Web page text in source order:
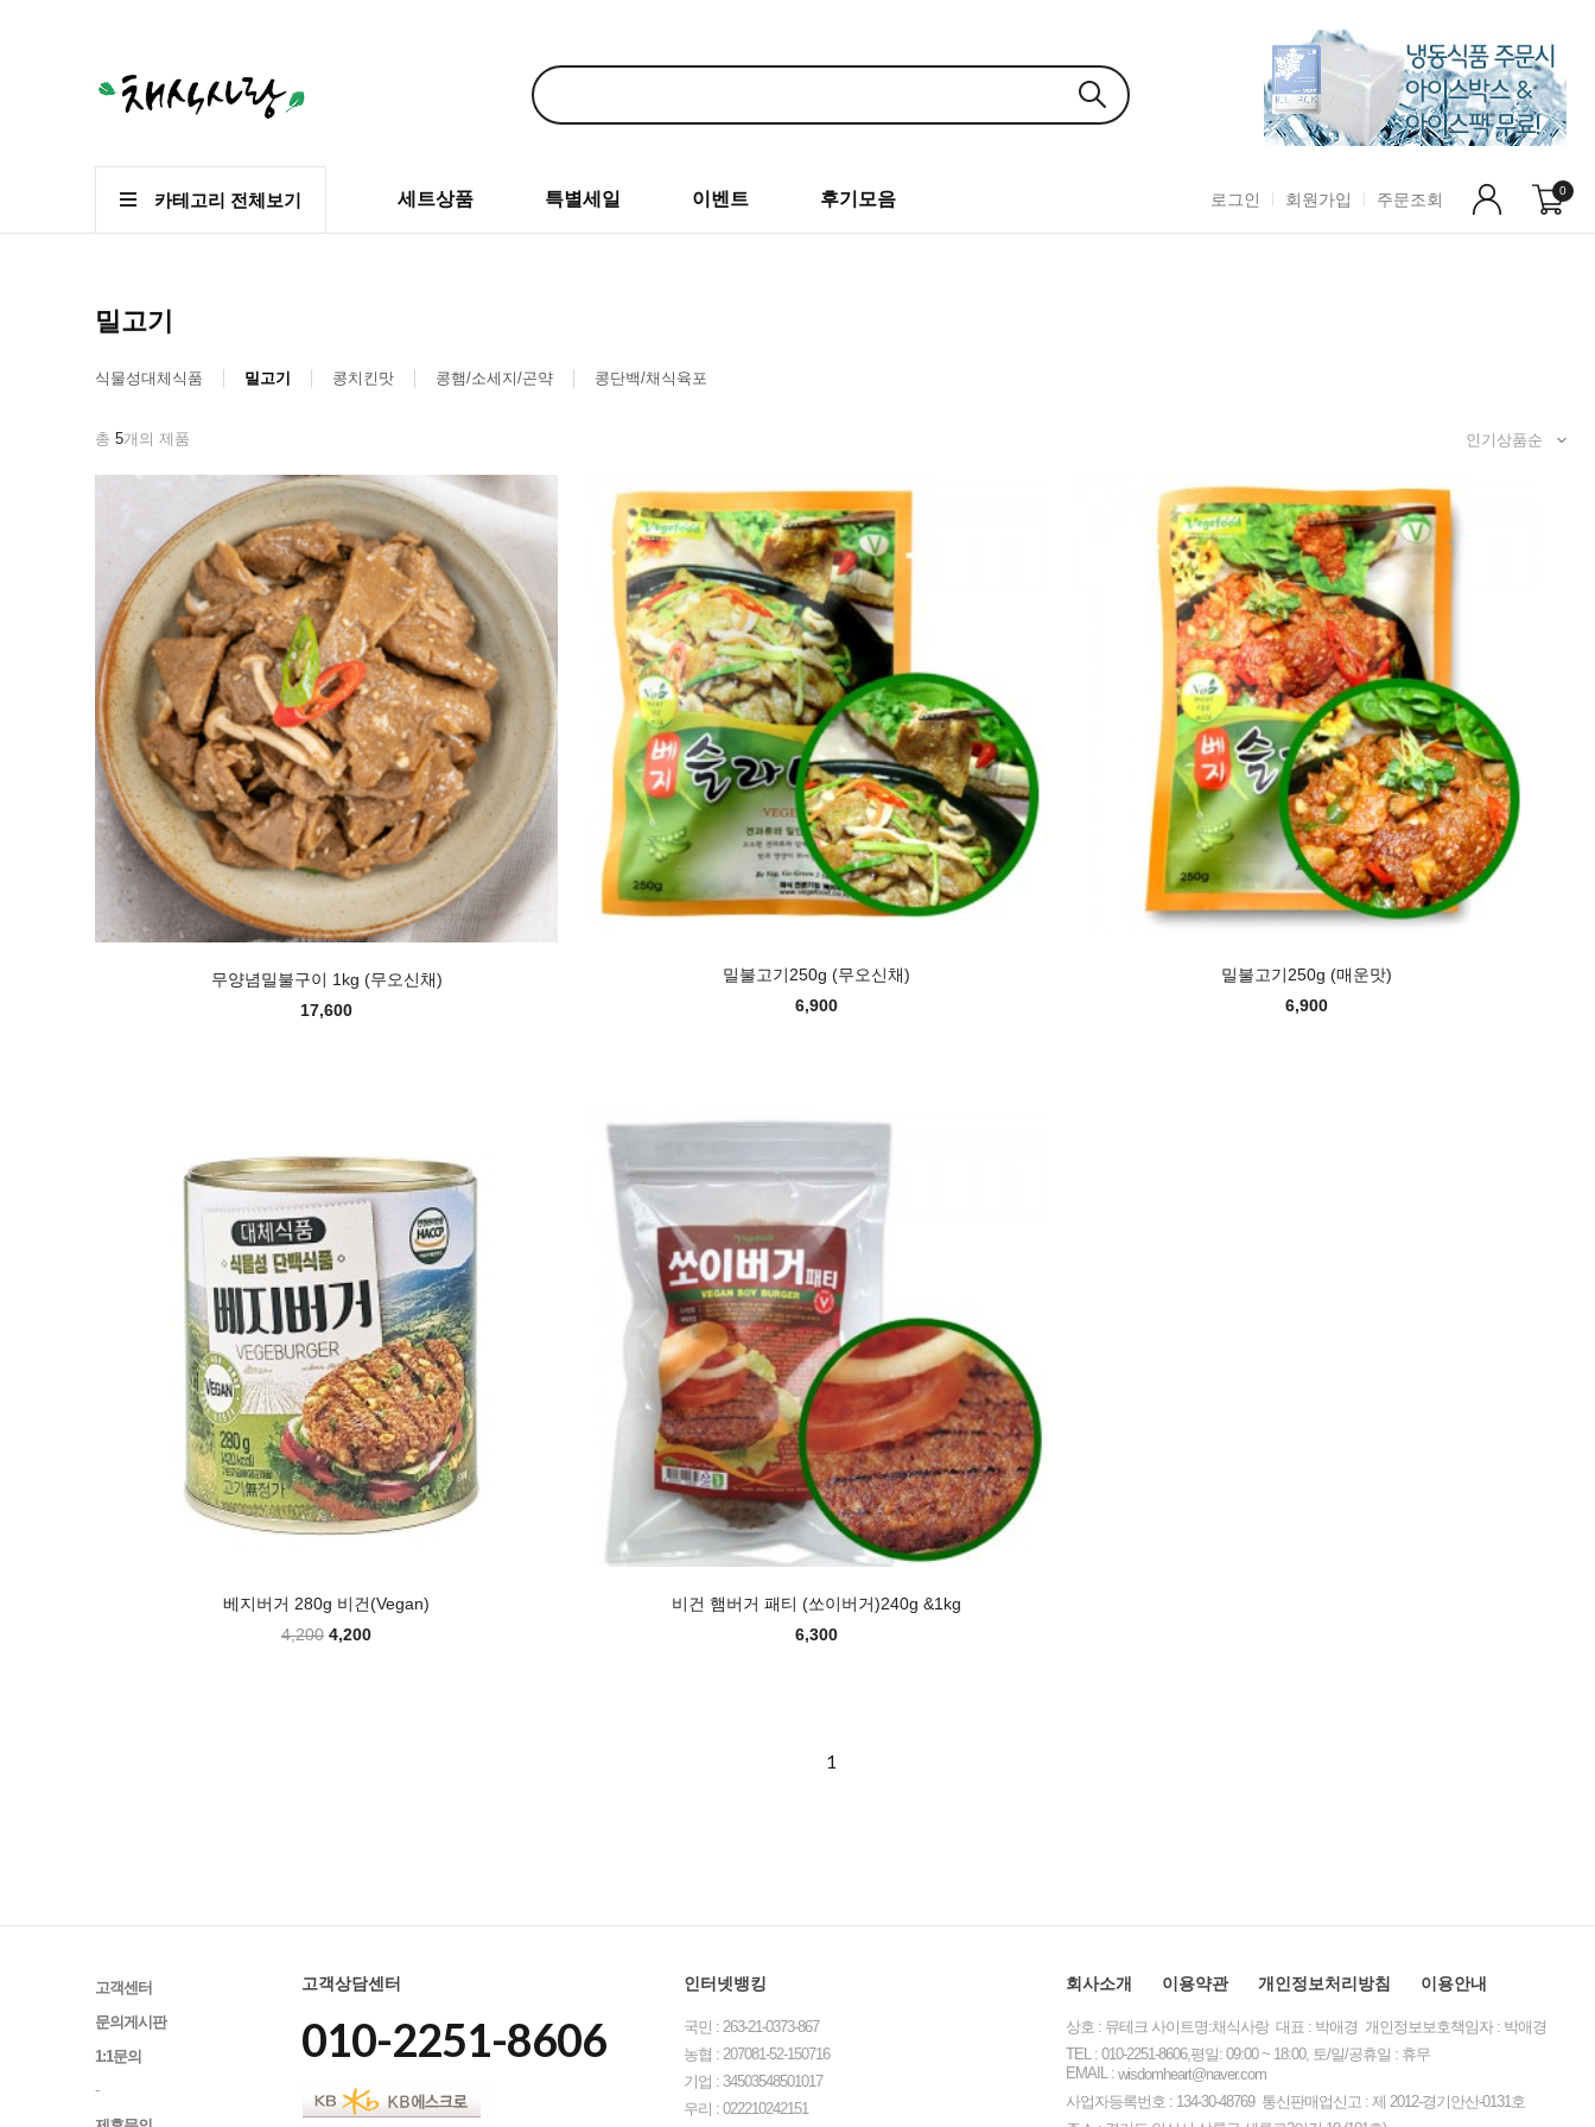
카테고리 전체보기 세트상품 특별세일 이벤트 후기모음 로그인 회원가입 주문조회 0
밀고기
식물성대체식품 밀고기 콩치킨맛 콩햄/소세지/곤약 콩단백/채식육포
총 5개의 제품
무양념밀불구이 1kg (무오신채)
17,600
밀불고기250g (무오신채)
6,900
밀불고기250g (매운맛)
6,900
베지버거 280g 비건(Vegan)
4,200 4,200
비건 햄버거 패티 (쏘이버거)240g &1kg
6,300
1
고객센터
문의게시판
1:1문의
-
고객상담센터
010-2251-8606
인터넷뱅킹
국민 : 263-21-0373-867
농협 : 207081-52-150716
기업 : 34503548501017
우리 : 022210242151
회사소개 이용약관 개인정보처리방침 이용안내
상호 : 뮤테크 사이트명:채식사랑 대표 : 박애경 개인정보보호책임자 : 박애경
TEL : 010-2251-8606,평일: 09:00 ~ 18:00, 토/일/공휴일 : 휴무
EMAIL :wisdomheart@naver.com
사업자등록번호 : 134-30-48769 통신판매업신고 : 제 2012-경기안산-0131호